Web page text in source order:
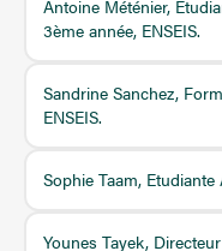
Antoine Méténier,
3ème année, ENSEIS.
Sandrine Sanchez,
ENSEIS.
Sophie Taam,
Younes Tayek,